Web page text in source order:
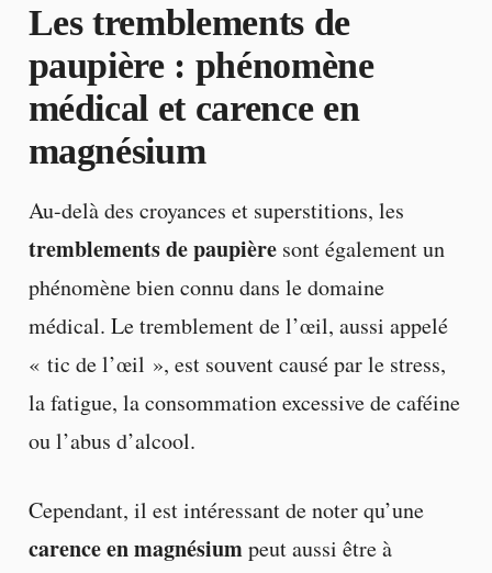
Les tremblements de
paupière : phénomène
médical et carence en
magnésium
Au-delà des croyances et superstitions, les
tremblements de paupièresont également un
phénomène bien connu dans le domaine
médical. Le tremblement de l’œil, aussi appelé
« tic de l’œil », est souvent causé par le stress,
la fatigue, la consommation excessive de caféine
ou l’abus d’alcool.
Cependant, il est intéressant de noter qu’une
carence en magnésiumpeut aussi être à